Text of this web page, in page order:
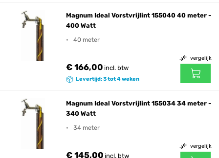
Magnum Ideal Vorstvrijlint 155040 40 meter -
400 Watt
40 meter
€ 166,00 incl. btw
Levertijd: 3 tot 4 weken
vergelijk
Magnum Ideal Vorstvrijlint 155034 34 meter -
340 Watt
34 meter
€ 145,00 incl. btw
vergelijk